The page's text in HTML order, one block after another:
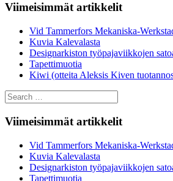
Viimeisimmät artikkelit
Vid Tammerfors Mekaniska-
Kuvia Kalevalasta
Designarkiston työpajaviikkojen
Tapettimuotia
Kiwi (otteita Aleksis Kiven
Search
for:
Viimeisimmät artikkelit
Vid Tammerfors Mekaniska-
Kuvia Kalevalasta
Designarkiston työpajaviikkojen
Tapettimuotia